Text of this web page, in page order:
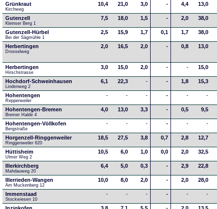
Grünkraut
Kirchweg
10,4 21,0 3,0 - 4,4 13,0
Gutenzell
Kleinser Berg 1
7,5 18,0 1,5 - 2,0 38,0
Gutenzell-Hürbel
Bei der Sägmühle 1
2,5 15,9 1,7 0,1 1,7 38,0
Herbertingen
Drosselweg
2,0 16,5 2,0 - 0,8 13,0
Herbertingen
Hirschstrasse
3,0 15,0 2,0 - - 15,0
Hochdorf-Schweinhausen
Lindenweg 2
6,1 22,3 - - 1,8 15,3
Hohentengen
Repperweiler
- - - - - -
Hohentengen-Bremen
Bremer Halde 4
4,0 13,0 3,3 - 0,5 9,5
Hohentengen-Völlkofen
Bergstraße
- - - - - -
Horgenzell-Ringgenweiler
Ringgenweiler 620
18,5 27,5 3,8 0,7 2,8 12,7
Hüttisheim
Ulmer Weg 2
10,5 6,0 1,0 0,0 2,0 32,5
Illerkirchberg
Mahdauweg 20
6,4 5,0 0,3 - 2,9 22,8
Illerrieden-Wangen
Am Muckenberg 12
10,0 8,0 2,0 - 2,0 28,0
Immenstaad
Stockwiesen 10
- - - - - -